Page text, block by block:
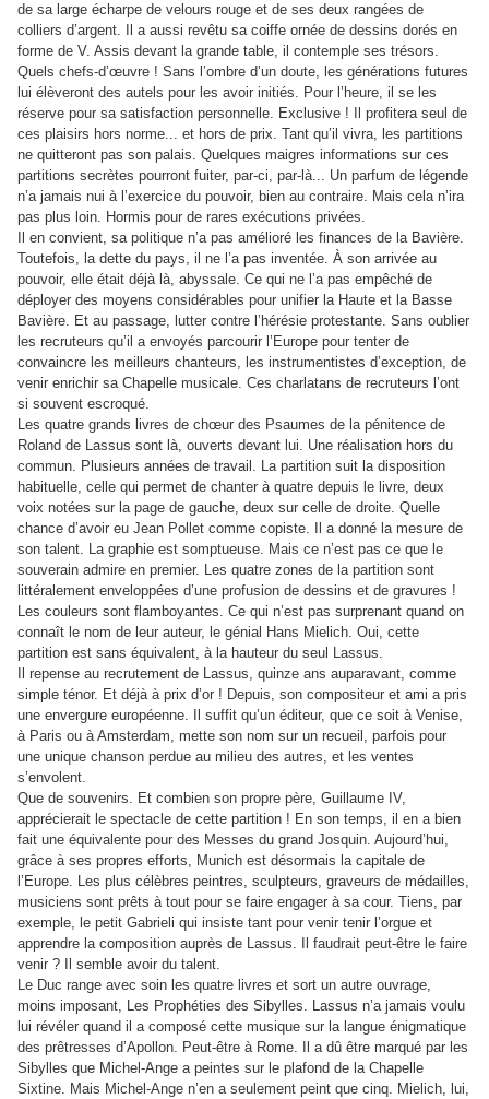
de sa large écharpe de velours rouge et de ses deux rangées de
colliers d’argent. Il a aussi revêtu sa coiffe ornée de dessins dorés en
forme de V. Assis devant la grande table, il contemple ses trésors.
Quels chefs-d’œuvre ! Sans l’ombre d’un doute, les générations futures
lui élèveront des autels pour les avoir initiés. Pour l’heure, il se les
réserve pour sa satisfaction personnelle. Exclusive ! Il profitera seul de
ces plaisirs hors norme... et hors de prix. Tant qu’il vivra, les partitions
ne quitteront pas son palais. Quelques maigres informations sur ces
partitions secrètes pourront fuiter, par-ci, par-là... Un parfum de légende
n’a jamais nui à l’exercice du pouvoir, bien au contraire. Mais cela n’ira
pas plus loin. Hormis pour de rares exécutions privées.
Il en convient, sa politique n’a pas amélioré les finances de la Bavière.
Toutefois, la dette du pays, il ne l’a pas inventée. À son arrivée au
pouvoir, elle était déjà là, abyssale. Ce qui ne l’a pas empêché de
déployer des moyens considérables pour unifier la Haute et la Basse
Bavière. Et au passage, lutter contre l’hérésie protestante. Sans oublier
les recruteurs qu’il a envoyés parcourir l’Europe pour tenter de
convaincre les meilleurs chanteurs, les instrumentistes d’exception, de
venir enrichir sa Chapelle musicale. Ces charlatans de recruteurs l’ont
si souvent escroqué.
Les quatre grands livres de chœur des Psaumes de la pénitence de
Roland de Lassus sont là, ouverts devant lui. Une réalisation hors du
commun. Plusieurs années de travail. La partition suit la disposition
habituelle, celle qui permet de chanter à quatre depuis le livre, deux
voix notées sur la page de gauche, deux sur celle de droite. Quelle
chance d’avoir eu Jean Pollet comme copiste. Il a donné la mesure de
son talent. La graphie est somptueuse. Mais ce n’est pas ce que le
souverain admire en premier. Les quatre zones de la partition sont
littéralement enveloppées d’une profusion de dessins et de gravures !
Les couleurs sont flamboyantes. Ce qui n’est pas surprenant quand on
connaît le nom de leur auteur, le génial Hans Mielich. Oui, cette
partition est sans équivalent, à la hauteur du seul Lassus.
Il repense au recrutement de Lassus, quinze ans auparavant, comme
simple ténor. Et déjà à prix d’or ! Depuis, son compositeur et ami a pris
une envergure européenne. Il suffit qu’un éditeur, que ce soit à Venise,
à Paris ou à Amsterdam, mette son nom sur un recueil, parfois pour
une unique chanson perdue au milieu des autres, et les ventes
s’envolent.
Que de souvenirs. Et combien son propre père, Guillaume IV,
apprécierait le spectacle de cette partition ! En son temps, il en a bien
fait une équivalente pour des Messes du grand Josquin. Aujourd’hui,
grâce à ses propres efforts, Munich est désormais la capitale de
l’Europe. Les plus célèbres peintres, sculpteurs, graveurs de médailles,
musiciens sont prêts à tout pour se faire engager à sa cour. Tiens, par
exemple, le petit Gabrieli qui insiste tant pour venir tenir l’orgue et
apprendre la composition auprès de Lassus. Il faudrait peut-être le faire
venir ? Il semble avoir du talent.
Le Duc range avec soin les quatre livres et sort un autre ouvrage,
moins imposant, Les Prophéties des Sibylles. Lassus n’a jamais voulu
lui révéler quand il a composé cette musique sur la langue énigmatique
des prêtresses d’Apollon. Peut-être à Rome. Il a dû être marqué par les
Sibylles que Michel-Ange a peintes sur le plafond de la Chapelle
Sixtine. Mais Michel-Ange n’en a seulement peint que cinq. Mielich, lui,